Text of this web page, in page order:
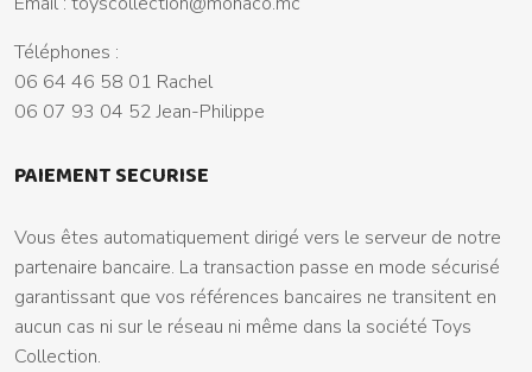
Téléphones :
06 64 46 58 01 Rachel
06 07 93 04 52 Jean-Philippe
PAIEMENT SECURISE
Vous êtes automatiquement dirigé vers le serveur de notre
partenaire bancaire. La transaction passe en mode sécurisé
garantissant que vos références bancaires ne transitent en
aucun cas ni sur le réseau ni même dans la société Toys
Collection.